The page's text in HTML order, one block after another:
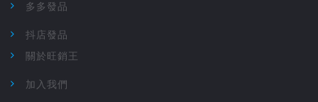
多多發品
抖店發品
關於旺銷王
加入我們